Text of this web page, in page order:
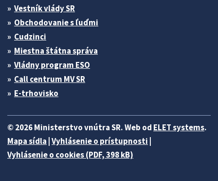
Vestník vlády SR
Obchodovanie s ľuďmi
Cudzinci
Miestna štátna správa
Vládny program ESO
Call centrum MV SR
E-trhovisko
© 2026 Ministerstvo vnútra SR. Web od ELET systems.
Mapa sídla |Vyhlásenie o prístupnosti |
Vyhlásenie o cookies (PDF, 398 kB)